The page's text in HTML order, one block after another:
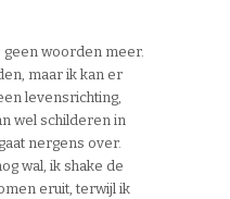
geen woorden meer.
maar ik kan er
levensrichting,
wel schilderen in
nergens over.
wal, ik shake de
eruit, terwijl ik